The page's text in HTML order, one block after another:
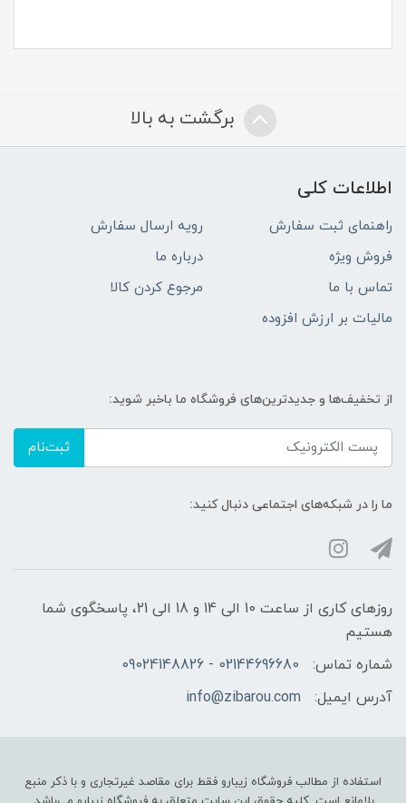
برگشت به بالا
اطلاعات کلی
راهنمای ثبت سفارش
رویه ارسال سفارش
فروش ویژه
درباره ما
تماس با ما
مرجوع کردن کالا
مالیات بر ارزش افزوده
از تخفیف‌ها و جدیدترین‌های فروشگاه ما باخبر شوید:
ثبت‌نام
ما را در شبکه‌های اجتماعی دنبال کنید:
روزهای کاری از ساعت 10 الی 14 و 18 الی 21، پاسخگوی شما
هستیم
شماره تماس:
02144696680 - 09024148826
آدرس ایمیل:
info@zibarou.com
استفاده از مطالب فروشگاه زیبارو فقط برای مقاصد غیرتجاری و با ذکر منبع